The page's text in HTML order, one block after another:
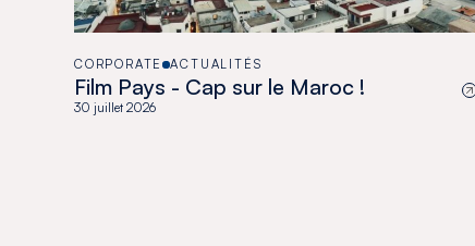
CORPORATE ACTUALITÉS
Film Pays - Cap sur le Maroc !
30 juillet 2026